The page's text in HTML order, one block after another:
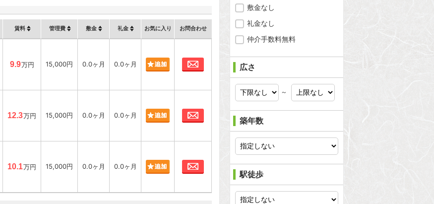
賃料 管理費 敷金 礼金 お気に入り お問合わせ
9.9万円 15,000円 0.0ヶ月 0.0ヶ月 お問合わせ
12.3万円 15,000円 0.0ヶ月 0.0ヶ月 お問合わせ
10.1万円 15,000円 0.0ヶ月 0.0ヶ月 お問合わせ
敷金なし
礼金なし
仲介手数料無料
広さ
～
築年数
駅徒歩